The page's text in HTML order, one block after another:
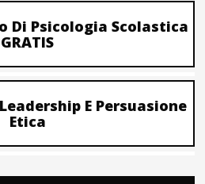
Di Psicologia Scolastica
GRATIS
E Persuasione
Etica